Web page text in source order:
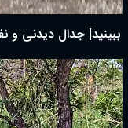
ببینید| جدال دیدنی و